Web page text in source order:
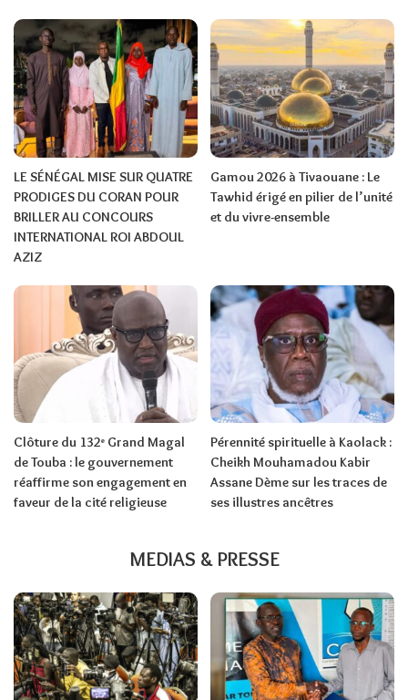
LE SÉNÉGAL MISE SUR QUATRE
PRODIGES DU CORAN POUR
BRILLER AU CONCOURS
INTERNATIONAL ROI ABDOUL
AZIZ
Gamou 2026 à Tivaouane : Le
Tawhid érigé en pilier de l’unité
et du vivre-ensemble
Clôture du 132ᵉ Grand Magal
de Touba : le gouvernement
réaffirme son engagement en
faveur de la cité religieuse
Pérennité spirituelle à Kaolack :
Cheikh Mouhamadou Kabir
Assane Dème sur les traces de
ses illustres ancêtres
MEDIAS & PRESSE